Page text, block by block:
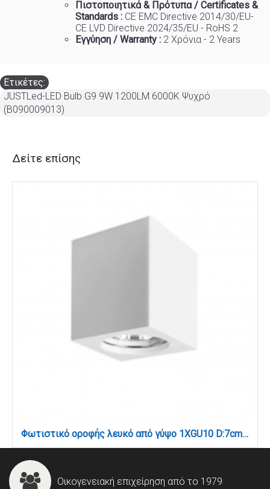
Πιστοποιητικά & Πρότυπα / Certificates &
Standards : CE EMC Directive 2014/30/EU-
CE LVD Directive 2024/35/EU - RoHS 2
Εγγύηση / Warranty : 2 Χρόνια - 2 Years
Ετικέτες:
JUSTLed-LED Bulb G9 9W 1200LM 6000K Ψυχρό
(B090009013)
Δείτε επίσης
Φωτιστικό οροφής λευκό από γύψο 1XGU10 D:7cm (42165)
Οικογενειακή επιχείρηση από το 1979